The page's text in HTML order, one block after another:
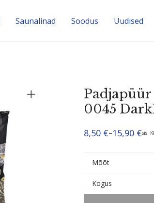
Sauna­linad Soodus Uudised
0045
8,50 €–15,90 €
Hinnavahemik: sis.
Mõõt
Kogus